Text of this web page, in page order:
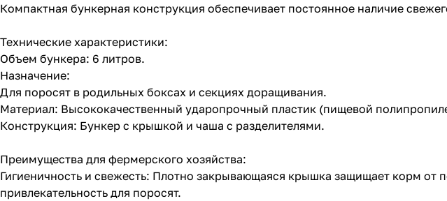
Компактная бункерная конструкция обеспечивает постоянное наличие
Технические характеристики:
Объем бункера: 6 литров.
Назначение:
Для поросят в родильных боксах и секциях доращивания.
Материал: Высококачественный ударопрочный пластик (пищевой
Конструкция: Бункер с крышкой и чаша с разделителями.
Преимущества для фермерского хозяйства:
Гигиеничность и свежесть: Плотно закрывающаяся крышка защищает корм от
привлекательность для поросят.